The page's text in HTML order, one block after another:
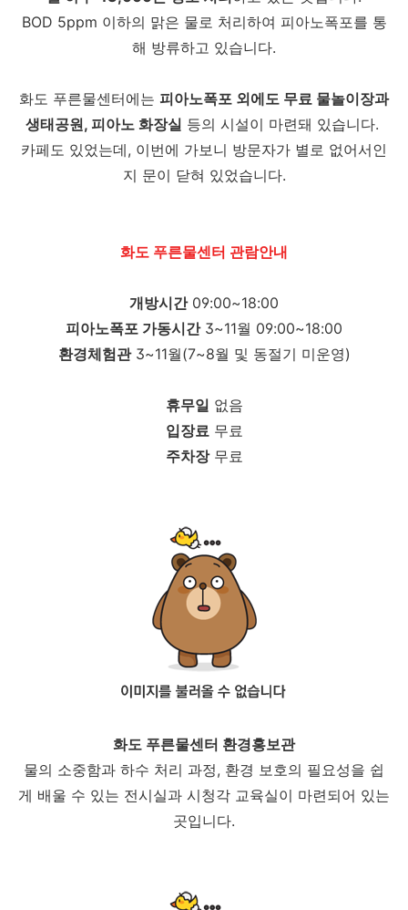
BOD 5ppm 이하의 맑은 물로 처리하여 피아노폭포를 통
해 방류하고 있습니다.
화도 푸른물센터에는 피아노폭포 외에도 무료 물놀이장과
생태공원, 피아노 화장실 등의 시설이 마련돼 있습니다.
카페도 있었는데, 이번에 가보니 방문자가 별로 없어서인
지 문이 닫혀 있었습니다.
화도 푸른물센터 관람안내
개방시간09:00~18:00
피아노폭포 가동시간3~11월 09:00~18:00
환경체험관3~11월(7~8월 및 동절기 미운영)
휴무일 없음
입장료무료
주차장무료
화도 푸른물센터 환경홍보관
물의 소중함과 하수 처리 과정, 환경 보호의 필요성을 쉽
게 배울 수 있는 전시실과 시청각 교육실이 마련되어 있는
곳입니다.